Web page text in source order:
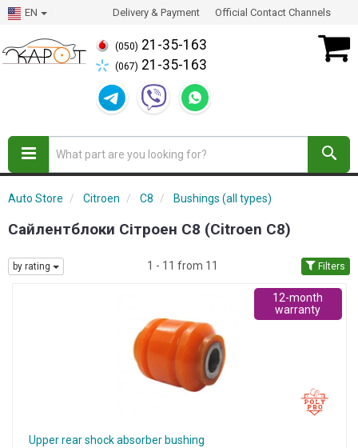
EN Delivery & Payment Official Contact Channels
(050) 21-35-163
(067) 21-35-163
Auto Store Citroen C8 Bushings (all types)
Сайлентблоки Сітроен С8 (Citroen C8)
by rating 1 - 11 from 11 Filters
Upper rear shock absorber bushing
12-month
warranty